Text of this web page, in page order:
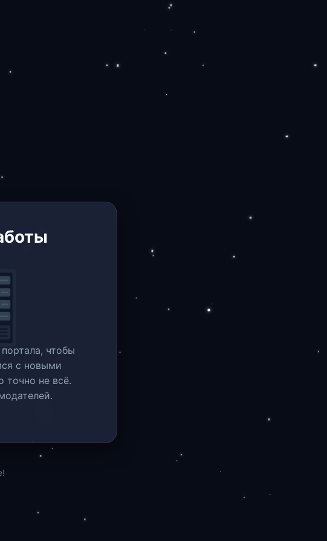
чтобы
c новыми
точно не всё.